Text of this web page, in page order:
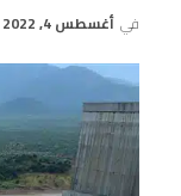
في أغسطس 4, 2022